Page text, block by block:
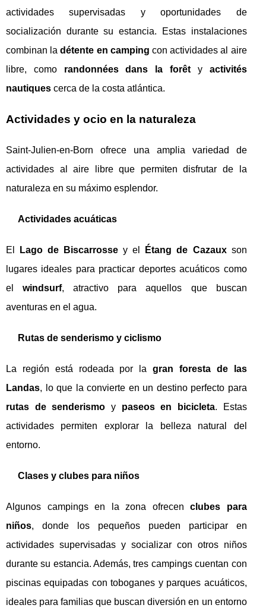
actividades supervisadas y oportunidades de
socialización durante su estancia. Estas instalaciones
combinan ladétente en camping con actividades al aire
libre, como randonnées dans la forêt y activités
nautiques cerca de la costa atlántica.
Actividades y ocio en la naturaleza
Saint-Julien-en-Born ofrece una amplia variedad de
actividades al aire libre que permiten disfrutar de la
naturaleza en su máximo esplendor.
Actividades acuáticas
El Lago de Biscarrosse y el Étang de Cazauxson
lugares ideales para practicar deportes acuáticos como
elwindsurf, atractivo para aquellos que buscan
aventuras en el agua.
Rutas de senderismo y ciclismo
La región está rodeada por lagran foresta de las
Landas, lo que la convierte en un destino perfecto para
rutas de senderismo y paseos en bicicleta. Estas
actividades permiten explorar la belleza natural del
entorno.
Clases y clubes para niños
Algunos campings en la zona ofrecenclubes para
niños, donde los pequeños pueden participar en
actividades supervisadas y socializar con otros niños
durante su estancia. Además, tres campings cuentan con
piscinas equipadas con toboganes y parques acuáticos,
ideales para familias que buscan diversión en un entorno